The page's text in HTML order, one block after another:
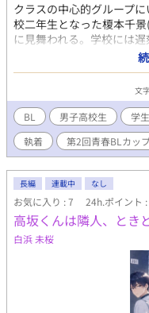
クラスの中心的グループ
校二年生となった榎本千
に見舞われる。学校には
書委員になれなかったの
嵐晴斗(いがらしはると)が
生徒の立候補が増えたの
十嵐に怒りや僻みを感じ
読みに図書室に行くと、
晴斗がいた。図書当番と
うに見ていると、彼は突然
話しかけてきて……。この
大きく変わっていく。
がとうございます。感想も
しよろしければX(Twitter)
Mi144_kaf
文
BL 男子高校生 学生
執着
第2回青春BLカッ
長編 連載中 なし
お気に入り : 7 24h.ポイント
高坂くんは隣人、とき
白浜 未桜